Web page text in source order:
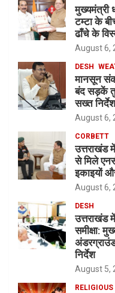
मुख्यमंत्री
टम्टा के
ढाँचे के
August 6,
DESH
मानसून
बंद सड़कें
सख्त निर्देश
August 6,
CORBETT
उत्तराखंड
से मिले
इकाइयों
August 6,
DESH
उत्तराखंड
समीक्षा:
निर्देश
August 5,
RELIGIOUS